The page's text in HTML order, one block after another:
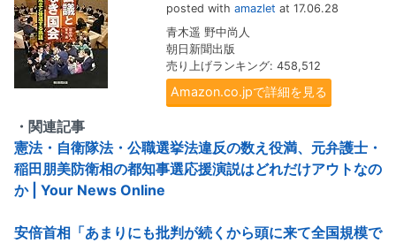
posted with amazlet at 17.06.28
青木遥 野中尚人
朝日新聞出版
売り上げランキング: 458,512
Amazon.co.jpで詳細を見る
・関連記事
憲法・自衛隊法・公職選挙法違反の数え役満、元弁護士・
稲田朋美防衛相の都知事選応援演説はどれだけアウトなの
か | Your News Online
安倍首相「あまりにも批判が続くから頭に来て全国規模で